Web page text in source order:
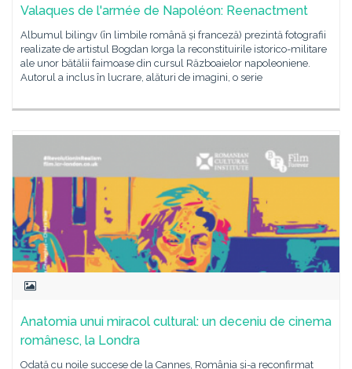
Valaques de l'armée de Napoléon: Reenactment
Albumul bilingv (în limbile română și franceză) prezintă fotografii
realizate de artistul Bogdan Iorga la reconstituirile istorico-militare
ale unor bătălii faimoase din cursul Războaielor napoleoniene.
Autorul a inclus în lucrare, alături de imagini, o serie
Anatomia unui miracol cultural: un deceniu de cinema
românesc, la Londra
Odată cu noile succese de la Cannes, România și-a reconfirmat